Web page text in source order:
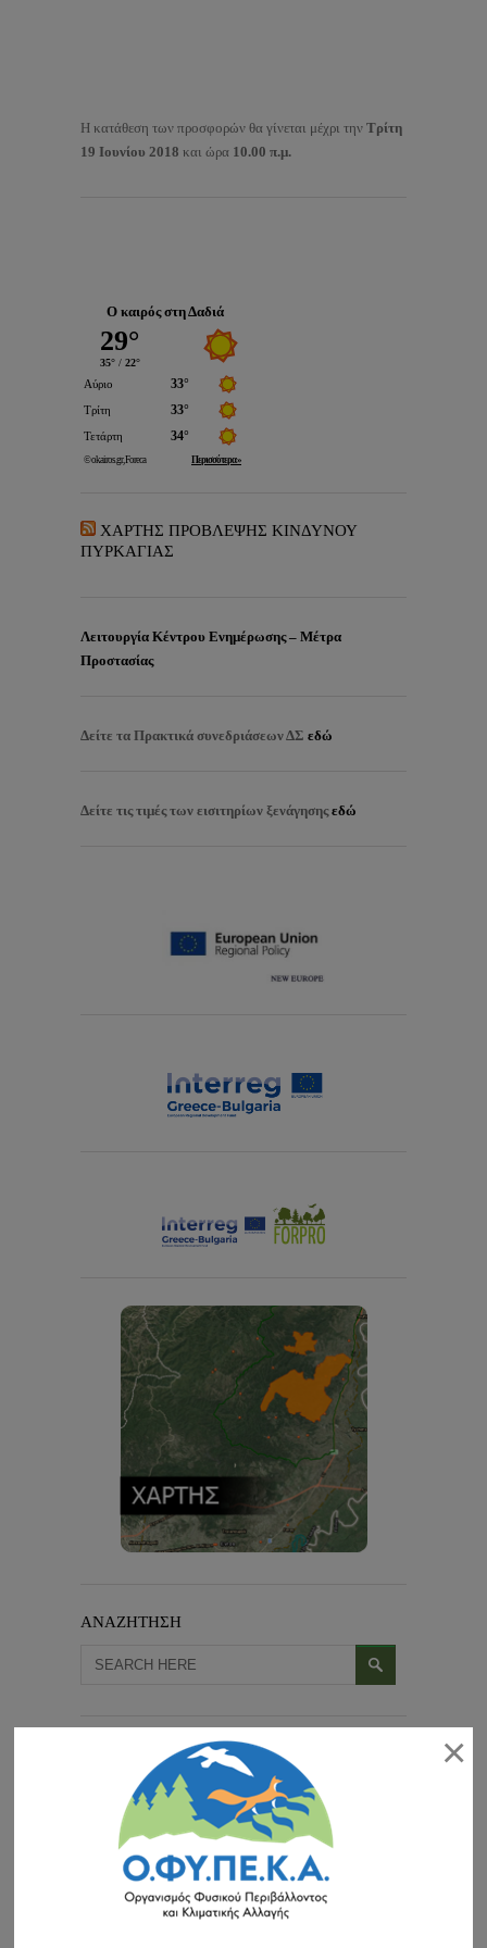
Η κατάθεση των προσφορών θα γίνεται μέχρι την Τρίτη
19 Ιουνίου 2018 και ώρα 10.00 π.μ.
Ο καιρός στη Δαδιά
ΧΑΡΤΗΣ ΠΡΟΒΛΕΨΗΣ ΚΙΝΔΥΝΟΥ
ΠΥΡΚΑΓΙΑΣ
Λειτουργία Κέντρου Ενημέρωσης – Μέτρα
Προστασίας
Δείτε τα Πρακτικά συνεδριάσεων ΔΣ εδώ
Δείτε τις τιμές των εισιτηρίων ξενάγησηςεδώ
ΑΝΑΖΗΤΗΣΗ
ΠΡΟΣΦΑΤΑ ΝΕΑ-ΠΡΟΚΗΡΥΞΕΙΣ
Εορτασμός για τα 30 χρόνια της ημέρας Natura 2000
συνέχεια »
Διαχείριση των διακένων για την αντιπυρική προστασία του
δάσους & την βελτίωση του ενδιαιτήματος της άγριας
πανίδας στο δασικό σύμπλεγμα Δαδιάς-Λευκίμης-Σουφλίου
(περιοχή Πεσσάνης)
×